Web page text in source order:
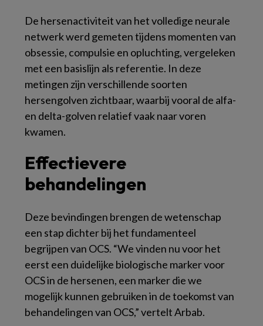
De hersenactiviteit van het volledige neurale
netwerk werd gemeten tijdens momenten van
obsessie, compulsie en opluchting, vergeleken
met een basislijn als referentie. In deze
metingen zijn verschillende soorten
hersengolven zichtbaar, waarbij vooral de alfa-
en delta-golven relatief vaak naar voren
kwamen.
Effectievere
behandelingen
Deze bevindingen brengen de wetenschap
een stap dichter bij het fundamenteel
begrijpen van OCS. “We vinden nu voor het
eerst een duidelijke biologische marker voor
OCS in de hersenen, een marker die we
mogelijk kunnen gebruiken in de toekomst van
behandelingen van OCS,” vertelt Arbab.